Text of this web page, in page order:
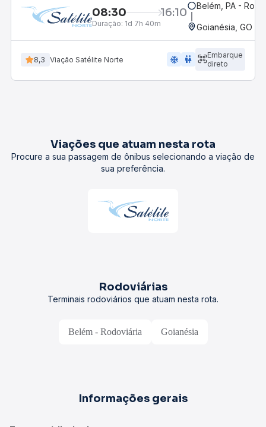
08:30 16:10
Duração: 1d 7h 40m
Belém, PA -
Goianésia, GO
8,3 Viação Satélite Norte ac_unit wc
Embarque
direto
Viações que atuam nesta rota
Procure a sua passagem de ônibus selecionando a viação de
sua preferência.
Rodoviárias
Terminais rodoviários que atuam nesta rota.
Belém - Rodoviária Goianésia
Informações gerais